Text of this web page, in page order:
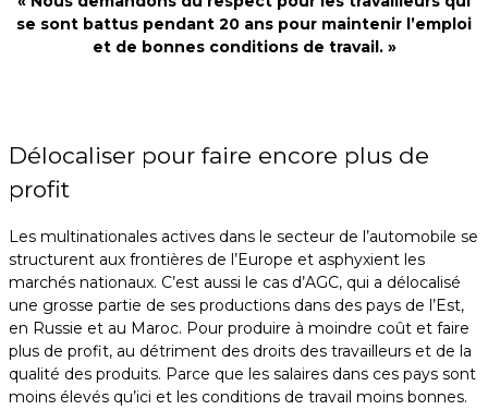
se sont battus pendant 20 ans pour maintenir l’emploi
et de bonnes conditions de travail. »
Délocaliser pour faire encore plus de
profit
Les multinationales actives dans le secteur de l’automobile se
structurent aux frontières de l’Europe et asphyxient les
marchés nationaux. C’est aussi le cas d’AGC, qui a délocalisé
une grosse partie de ses productions dans des pays de l’Est,
en Russie et au Maroc. Pour produire à moindre coût et faire
plus de profit, au détriment des droits des travailleurs et de la
qualité des produits. Parce que les salaires dans ces pays sont
moins élevés qu’ici et les conditions de travail moins bonnes.